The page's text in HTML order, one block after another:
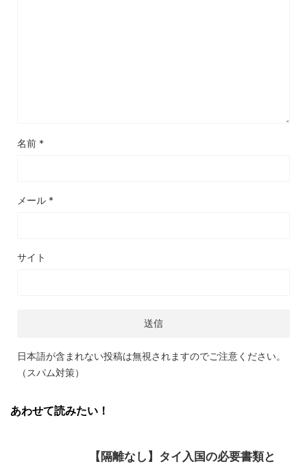
名前 *
メール *
サイト
日本語が含まれない投稿は無視されますのでご注意ください。
（スパム対策）
あわせて読みたい！
【隔離なし】タイ入国の必要書類と